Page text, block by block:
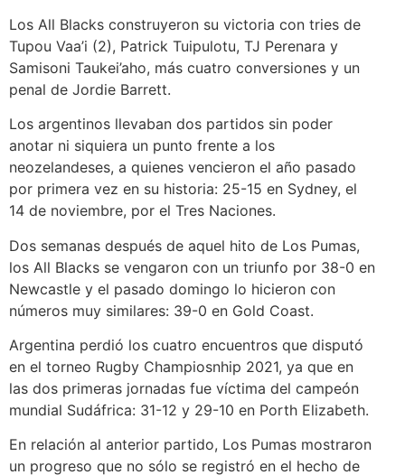
Los All Blacks construyeron su victoria con tries de
Tupou Vaa’i (2), Patrick Tuipulotu, TJ Perenara y
Samisoni Taukei’aho, más cuatro conversiones y un
penal de Jordie Barrett.
Los argentinos llevaban dos partidos sin poder
anotar ni siquiera un punto frente a los
neozelandeses, a quienes vencieron el año pasado
por primera vez en su historia: 25-15 en Sydney, el
14 de noviembre, por el Tres Naciones.
Dos semanas después de aquel hito de Los Pumas,
los All Blacks se vengaron con un triunfo por 38-0 en
Newcastle y el pasado domingo lo hicieron con
números muy similares: 39-0 en Gold Coast.
Argentina perdió los cuatro encuentros que disputó
en el torneo Rugby Champiosnhip 2021, ya que en
las dos primeras jornadas fue víctima del campeón
mundial Sudáfrica: 31-12 y 29-10 en Porth Elizabeth.
En relación al anterior partido, Los Pumas mostraron
un progreso que no sólo se registró en el hecho de